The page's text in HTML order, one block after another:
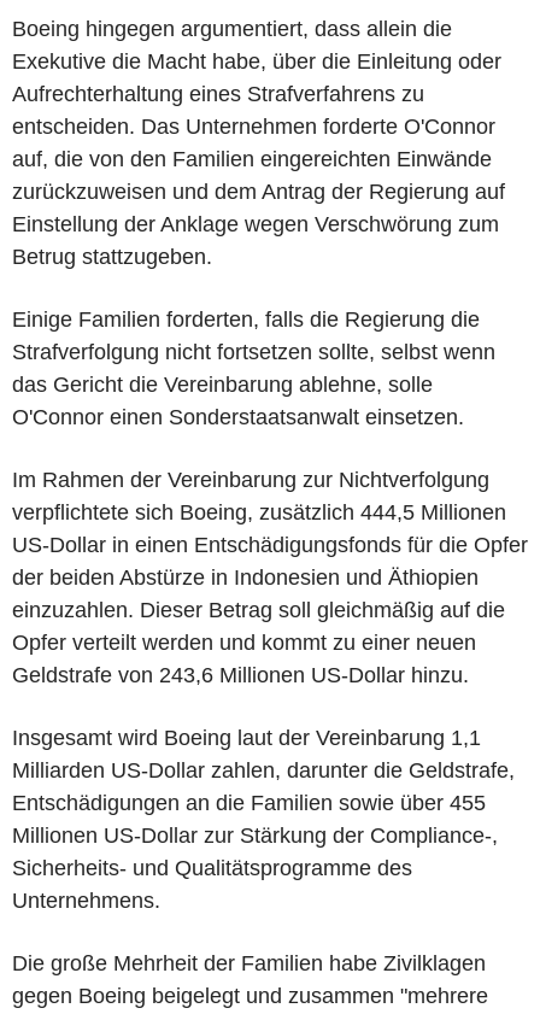
Boeing hingegen argumentiert, dass allein die
Exekutive die Macht habe, über die Einleitung oder
Aufrechterhaltung eines Strafverfahrens zu
entscheiden. Das Unternehmen forderte O'Connor
auf, die von den Familien eingereichten Einwände
zurückzuweisen und dem Antrag der Regierung auf
Einstellung der Anklage wegen Verschwörung zum
Betrug stattzugeben.
Einige Familien forderten, falls die Regierung die
Strafverfolgung nicht fortsetzen sollte, selbst wenn
das Gericht die Vereinbarung ablehne, solle
O'Connor einen Sonderstaatsanwalt einsetzen.
Im Rahmen der Vereinbarung zur Nichtverfolgung
verpflichtete sich Boeing, zusätzlich 444,5 Millionen
US-Dollar in einen Entschädigungsfonds für die Opfer
der beiden Abstürze in Indonesien und Äthiopien
einzuzahlen. Dieser Betrag soll gleichmäßig auf die
Opfer verteilt werden und kommt zu einer neuen
Geldstrafe von 243,6 Millionen US-Dollar hinzu.
Insgesamt wird Boeing laut der Vereinbarung 1,1
Milliarden US-Dollar zahlen, darunter die Geldstrafe,
Entschädigungen an die Familien sowie über 455
Millionen US-Dollar zur Stärkung der Compliance-,
Sicherheits- und Qualitätsprogramme des
Unternehmens.
Die große Mehrheit der Familien habe Zivilklagen
gegen Boeing beigelegt und zusammen "mehrere